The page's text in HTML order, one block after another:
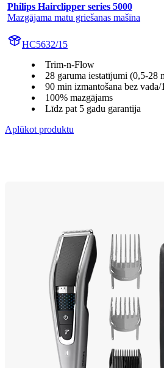
Philips Hairclipper series 5000
Mazgājama matu griešanas mašīna
HC5632/15
Trim-n-Flow
28 garuma iestatījumi (0,5-28
90 min izmantošana bez vada/
100% mazgājams
Līdz pat 5 gadu garantija
Aplūkot produktu